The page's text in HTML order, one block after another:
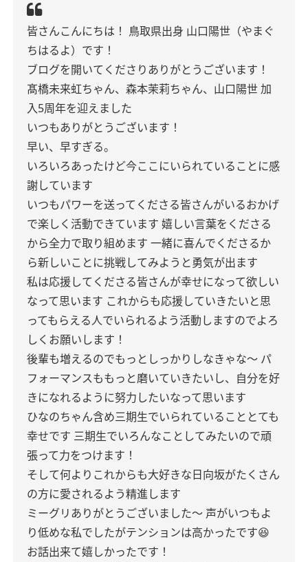
皆さんこんにちは！ 鳥取県出身 山口陽世（やまぐ
ちはるよ）です！
ブログを開いてくださりありがとうございます！
髙橋未来虹ちゃん、森本茉莉ちゃん、山口陽世加
入5周年を迎えました
いつもありがとうございます！
早い、早すぎる。
いろいろあったけど今ここにいられていることに感
謝しています
いつもパワーを送ってくださる皆さんがいるおかげ
で楽しく活動できています 嬉しい言葉をくださる
から全力で取り組めます 一緒に喜んでくださるか
ら新しいことに挑戦してみようと勇気が出ます
私は応援してくださる皆さんが幸せになって欲しい
なって思います これからも応援していきたいと思
ってもらえる人でいられるよう活動しますのでよろ
しくお願いします！
後輩も増えるのでもっとしっかりしなきゃな〜 パ
フォーマンスももっと磨いていきたいし、自分を好
きになれるように努力したいなって思います
ひなのちゃん含め三期生でいられていることとても
幸せです 三期生でいろんなことしてみたいので頑
張って力をつけます！
そして何よりこれからも大好きな日向坂がたくさん
の方に愛されるよう精進します
ミーグリありがとうございました〜 声がいつもよ
り低めな私でしたがテンションは高かったです😆
お話出来て嬉しかったです！